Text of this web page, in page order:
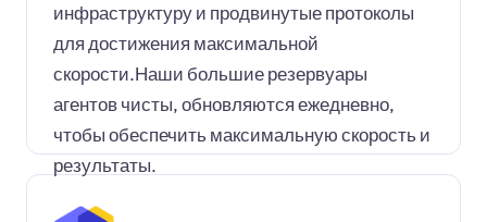
инфраструктуру и продвинутые протоколы
для достижения максимальной
скорости.Наши большие резервуары
агентов чисты, обновляются ежедневно,
чтобы обеспечить максимальную скорость и
результаты.